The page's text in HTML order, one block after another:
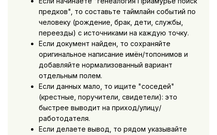
предков", то составьте таймлайн событий по
человеку (рождение, брак, дети, службы,
переезды) с источниками на каждую точку.
Если документ найден, то сохраняйте
оригинальное написание имён/топонимов и
добавляйте нормализованный вариант
отдельным полем.
Если данных мало, то ищите "соседей"
(крестные, поручители, свидетели): это
быстрее выводит на приход/улицу/
работодателя.
Если делаете вывод, то рядом указывайте